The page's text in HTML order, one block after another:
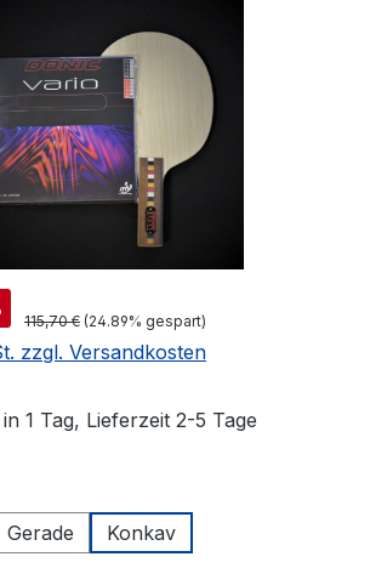
Regulärer Preis:
115,70 € (24.89% gespart)
zzgl. Versandkosten
1 Tag, Lieferzeit 2-5 Tage
Gerade Konkav